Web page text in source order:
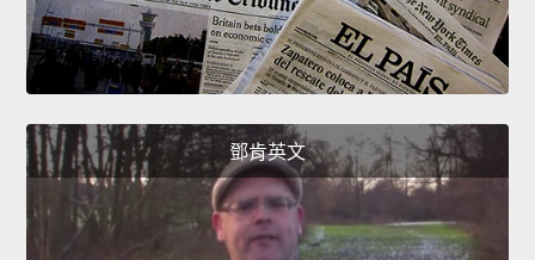
鄧肯英文